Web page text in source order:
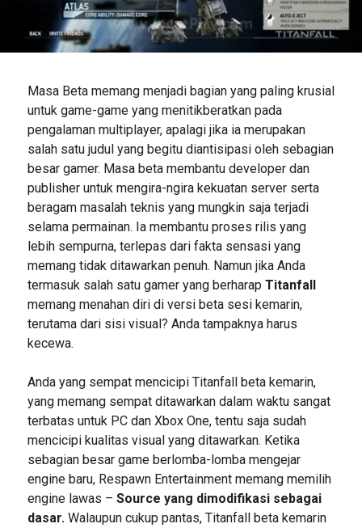
Masa Beta memang menjadi bagian yang paling krusial
untuk game-game yang menitikberatkan pada
pengalaman multiplayer, apalagi jika ia merupakan
salah satu judul yang begitu diantisipasi oleh sebagian
besar gamer. Masa beta membantu developer dan
publisher untuk mengira-ngira kekuatan server serta
beragam masalah teknis yang mungkin saja terjadi
selama permainan. Ia membantu proses rilis yang
lebih sempurna, terlepas dari fakta sensasi yang
memang tidak ditawarkan penuh. Namun jika Anda
termasuk salah satu gamer yang berharap Titanfall
memang menahan diri di versi beta sesi kemarin,
terutama dari sisi visual? Anda tampaknya harus
kecewa.
Anda yang sempat mencicipi Titanfall beta kemarin,
yang memang sempat ditawarkan dalam waktu sangat
terbatas untuk PC dan Xbox One, tentu saja sudah
mencicipi kualitas visual yang ditawarkan. Ketika
sebagian besar game berlomba-lomba mengejar
engine baru, Respawn Entertainment memang memilih
engine lawas – Source yang dimodifikasi sebagai
dasar.Walaupun cukup pantas, Titanfall beta kemarin